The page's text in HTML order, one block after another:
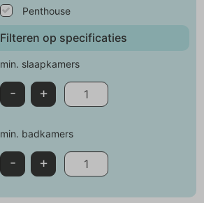
Penthouse
Filteren op specificaties
min. slaapkamers
- +
min. badkamers
- +